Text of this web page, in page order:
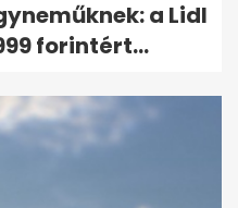
a Lidl
forintért...